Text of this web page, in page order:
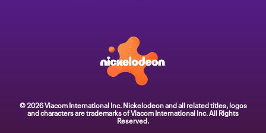
© 2026 Viacom International Inc. Nickelodeon and all related titles, logos
and characters are trademarks of Viacom International Inc. All Rights
Reserved.